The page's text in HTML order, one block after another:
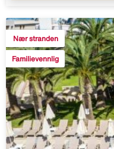
Nær stranden
Familievennlig